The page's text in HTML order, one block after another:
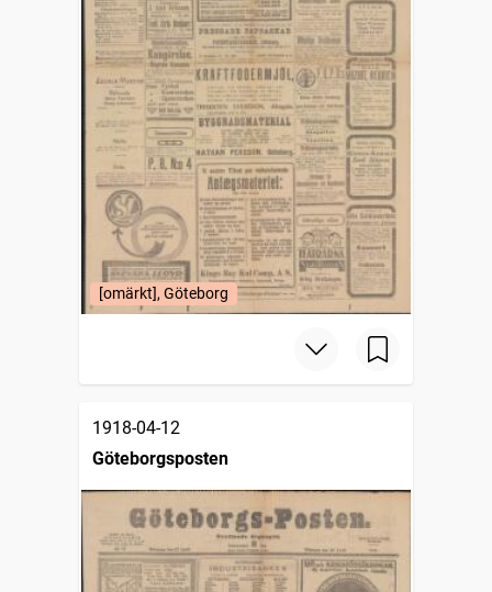
[omärkt], Göteborg
1918-04-12
Göteborgsposten